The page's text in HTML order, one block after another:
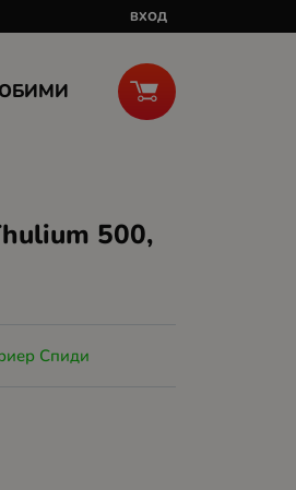
ВХОД
500,
Спиди